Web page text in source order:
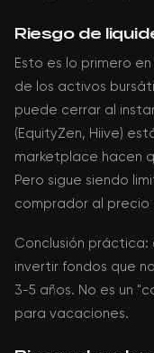
Riesgo de
Esto es lo primero
de los activos
puede cerrar al
(EquityZen, Hiive)
marketplace hacen
Pero sigue siendo
comprador al
Conclusión
invertir fondos que
3-5 años. No es un
para vacaciones.